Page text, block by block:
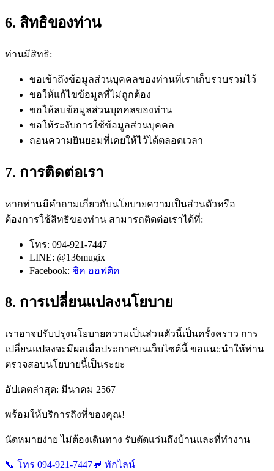
6. สิทธิของท่าน
ท่านมีสิทธิ:
ขอเข้าถึงข้อมูลส่วนบุคคลของท่านที่เราเก็บรวบรวมไว้
ขอให้แก้ไขข้อมูลที่ไม่ถูกต้อง
ขอให้ลบข้อมูลส่วนบุคคลของท่าน
ขอให้ระงับการใช้ข้อมูลส่วนบุคคล
ถอนความยินยอมที่เคยให้ไว้ได้ตลอดเวลา
7. การติดต่อเรา
หากท่านมีคำถามเกี่ยวกับนโยบายความเป็นส่วนตัวหรือ
ต้องการใช้สิทธิของท่าน สามารถติดต่อเราได้ที่:
โทร: 094-921-7447
LINE: @136mugix
Facebook: ชิค ออฟติค
8. การเปลี่ยนแปลงนโยบาย
เราอาจปรับปรุงนโยบายความเป็นส่วนตัวนี้เป็นครั้งคราว การ
เปลี่ยนแปลงจะมีผลเมื่อประกาศบนเว็บไซต์นี้ ขอแนะนำให้ท่าน
ตรวจสอบนโยบายนี้เป็นระยะ
อัปเดตล่าสุด: มีนาคม 2567
พร้อมให้บริการถึงที่ของคุณ!
นัดหมายง่าย ไม่ต้องเดินทาง รับตัดแว่นถึงบ้านและที่ทำงาน
📞 โทร 094-921-7447💬 ทักไลน์